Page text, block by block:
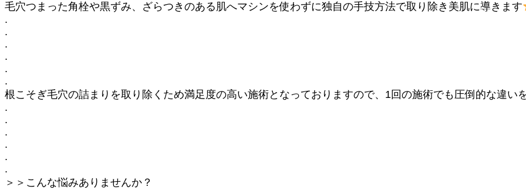
毛穴つまった角栓や黒ずみ、ざらつきのある肌へマシンを使わずに独自の手技方法で取り除き美肌に導きます
.
.
.
.
.
.
根こそぎ毛穴の詰まりを取り除くため満足度の高い施術となっておりますので、1回の施術でも圧倒的な違い
.
.
.
.
.
.
＞＞こんな悩みありませんか？